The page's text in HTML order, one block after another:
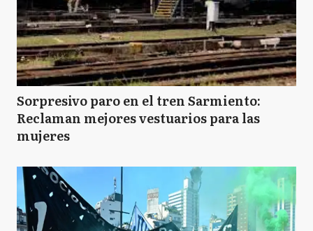
Sorpresivo paro en el tren Sarmiento:
Reclaman mejores vestuarios para las
mujeres